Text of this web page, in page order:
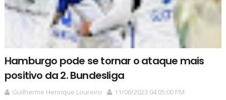
Hamburgo pode se tornar o ataque mais
positivo da 2. Bundesliga
Guilherme Henrique Loureiro
11/06/2023 04:05:00 PM